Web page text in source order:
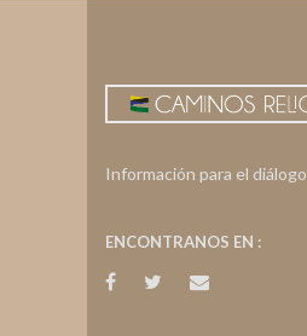
Información para el diálogo
ENCONTRANOS EN :